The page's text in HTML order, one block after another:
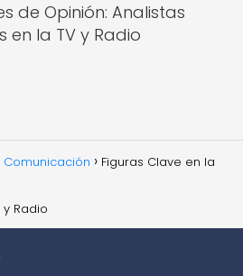
de Opinión: Analistas
en la TV y Radio
Figuras Clave en la
Radio